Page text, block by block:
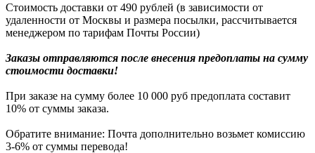
Стоимость доставки от 490 рублей (в зависимости от
удаленности от Москвы и размера посылки, рассчитывается
менеджером по тарифам Почты России)
Заказы отправляются после внесения предоплаты на сумму
стоимости доставки!
При заказе на сумму более 10 000 руб предоплата составит
10% от суммы заказа.
Обратите внимание: Почта дополнительно возьмет комиссию
3-6% от суммы перевода!